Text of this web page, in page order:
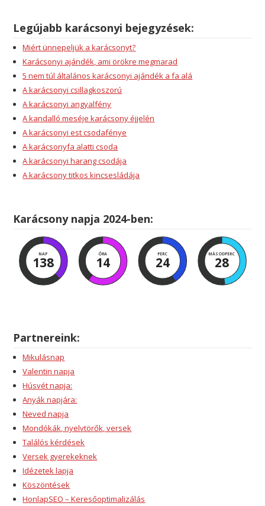
Legújabb karácsonyi bejegyzések:
Miért ünnepeljük a karácsonyt?
Karácsonyi ajándék, ami örökre megmarad
5 nem túl általános karácsonyi ajándék a fa alá
A karácsonyi csillagkoszorú
A karácsonyi angyalfény
A kandalló meséje karácsony éjjelén
A karácsonyi est csodafénye
A karácsonyfa alatti csoda
A karácsonyi harang csodája
A karácsony titkos kincsesládája
Karácsony napja 2024-ben:
NAP
138
ÓRA
14
PERC
24
MÁSODPERC
28
Partnereink:
Mikulásnap
Valentin napja
Húsvét napja:
Anyák napjára:
Neved napja
Mondókák, nyelvtörők, versek
Találós kérdések
Versek gyerekeknek
Idézetek lapja
Köszöntések
HonlapSEO – Keresőoptimalizálás